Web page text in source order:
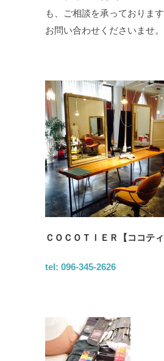
も、ご相談を承っておりま
お問い合わせくださいませ。
ＣＯＣＯＴＩＥＲ【ココテ
tel: 096-345-2626